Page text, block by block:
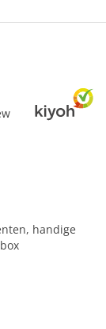
handige